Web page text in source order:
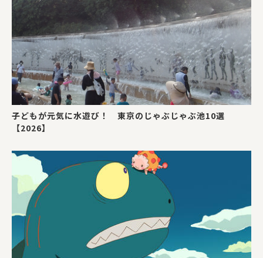
子どもが元気に水遊び！ 東京のじゃぶじゃぶ池10選
【2026】